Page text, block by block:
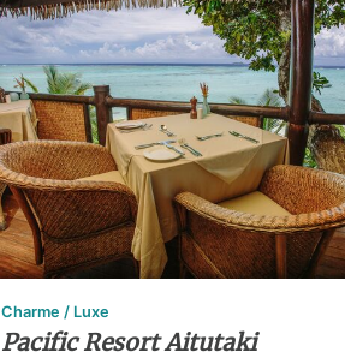
Charme / Luxe
Pacific Resort Aitutaki